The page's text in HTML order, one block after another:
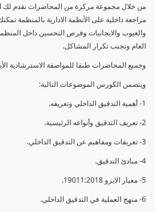
من خلال مجموعة مركزة من المحاضرات نقدم لك
مراجعة داخلية على الأنظمة الادارية بالمنظمة
والعيوب والايجابيات وفرص التحسين داخل
العام وتجنب تكرار المشاكل.
وجميع المحاضرات طبقا للمواصفة الاسترشادية الأيزو
ويتضمن الكورس الموضوعات التالية:
1- أهمية التدقيق الداخلي وتعريفه.
2- تعريف التدقيق وأنواعه الرئيسية.
3- تعريفات ومفاهيم عن التدقيق الداخلي.
4- مبادئ التدقيق.
5- معيار الايزو 19011:2018.
6- منهج العملية في التدقيق الداخلي.